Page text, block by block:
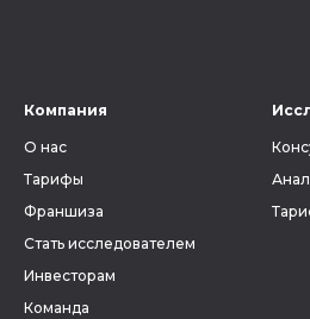
Компания
О нас
Тарифы
Франшиза
Стать исследователем
Инвесторам
Команда